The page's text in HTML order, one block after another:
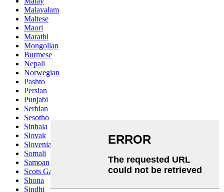
Malayalam
Maltese
Maori
Marathi
Mongolian
Burmese
Nepali
Norwegian
Pashto
Persian
Punjabi
Serbian
Sesotho
Sinhala
Slovak
Slovenian
Somali
Samoan
Scots Gaelic
Shona
Sindhi